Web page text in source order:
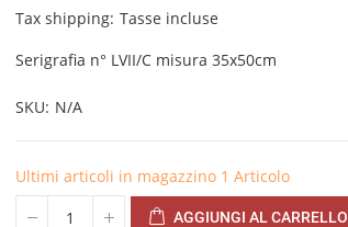
Tax shipping Tasse incluse
Serigrafia n° LVII/C misura 35x50cm
SKU N/A
Ultimi articoli in magazzino 1 Articolo
AGGIUNGI AL CARRELLO